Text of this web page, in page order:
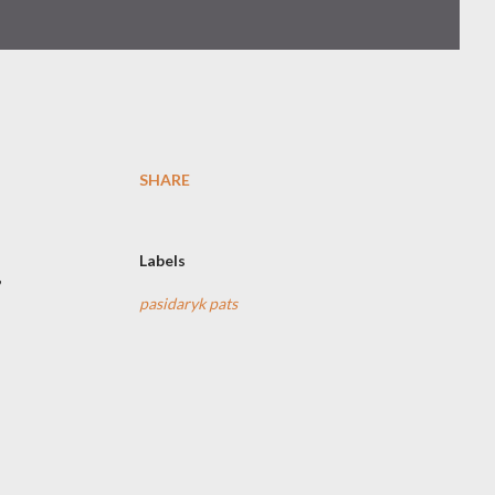
SHARE
Labels
pasidaryk pats